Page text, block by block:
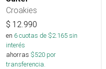
Croakies
$ 12.990
en 6cuotas de $2.165sin
interés
ahorras $520 por
transferencia.